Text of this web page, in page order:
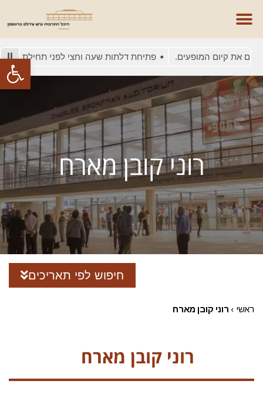
פתח את קיום המופעים. פתיחת דלתות שעה וחצי לפני תחילת המופע
רוני קובן מארח
חיפוש לפי תאריכים
ראשי › רוני קובן מארח
רוני קובן מארח